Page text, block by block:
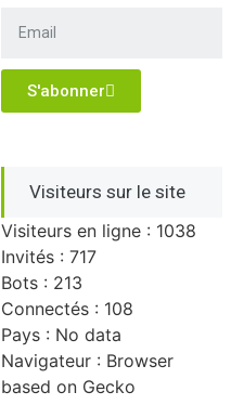
S'abonner
Visiteurs sur le site
Visiteurs en ligne : 1038
Invités : 717
Bots : 213
Connectés : 108
Pays : No data
Navigateur : Browser
based on Gecko